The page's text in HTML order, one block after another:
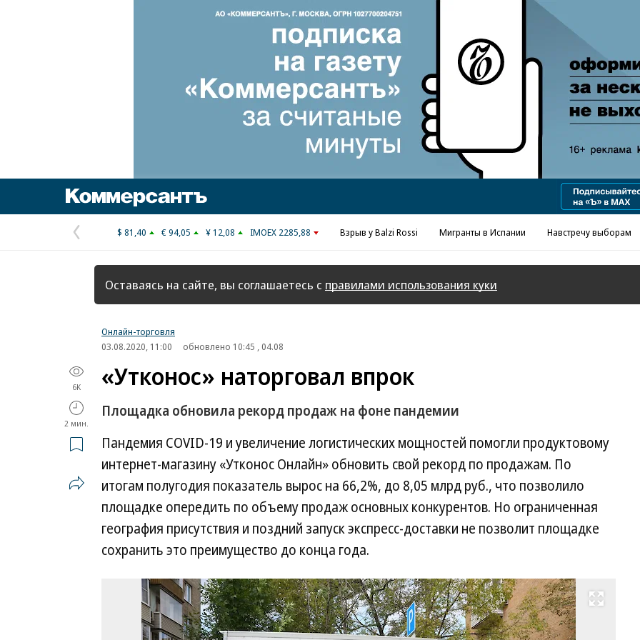
Реклама в «Ъ» www.kommersant.ru/ad
Предыдущая
страница
$ 81,40 € 94,05 ¥ 12,08 IMOEX 2285,88 Взрыв у Balzi Rossi Мигранты в Испании Навстречу выборам
Оставаясь на сайте, вы соглашаетесь с правилами использования куки
Онлайн-торговля
03.08.2020, 11:00
обновлено 10:45 , 04.08
6K
2 мин.
«Утконос» наторговал впрок
Площадка обновила рекорд продаж на фоне пандемии
Пандемия COVID-19 и увеличение логистических мощностей помогли продуктовому
интернет-магазину «Утконос Онлайн» обновить свой рекорд по продажам. По
итогам полугодия показатель вырос на 66,2%, до 8,05 млрд руб., что позволило
площадке опередить по объему продаж основных конкурентов. Но ограниченная
география присутствия и поздний запуск экспресс-доставки не позволит площадке
сохранить это преимущество до конца года.
Развернуть на весь экран